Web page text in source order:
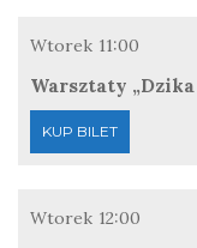
Warsztaty
Wtorek 11:00
KUP BILET
Wtorek 12:00